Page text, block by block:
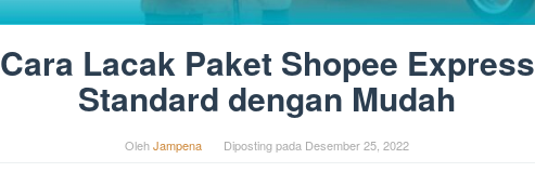
Cara Lacak Paket Shopee Express
Standard dengan Mudah
OlehJampena Diposting pada Desember 25, 2022